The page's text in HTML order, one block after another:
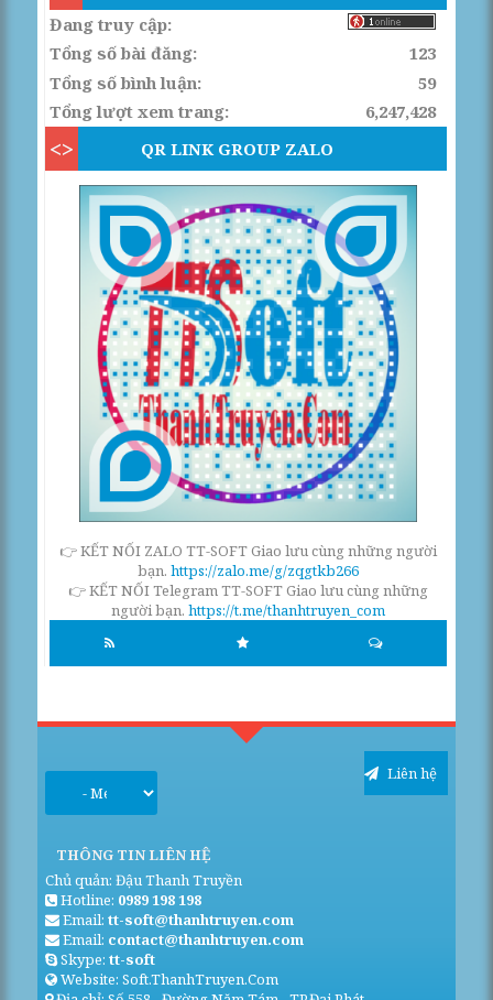
Đang truy cập:
Tổng số bài đăng:
123
Tổng số bình luận:
59
Tổng lượt xem trang:
6,247,428
QR LINK GROUP ZALO
👉 KẾT NỐI ZALO TT-SOFT Giao lưu cùng những người
bạn. https://zalo.me/g/zqgtkb266
👉 KẾT NỐI Telegram TT-SOFT Giao lưu cùng những
người bạn. https://t.me/thanhtruyen_com
Liên hệ
THÔNG TIN LIÊN HỆ
Chủ quản: Đậu Thanh Truyền
Hotline: 0989 198 198
Email:tt-soft@thanhtruyen.com
Email: contact@thanhtruyen.com
Skype:tt-soft
Website: Soft.ThanhTruyen.Com